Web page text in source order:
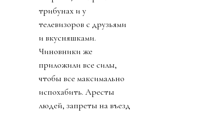
трибунах и у
телевизоров с друзьями
и вкусняшками.
Чиновники же
приложили все силы,
чтобы все максимально
испохабить. Аресты
людей, запреты на въезд